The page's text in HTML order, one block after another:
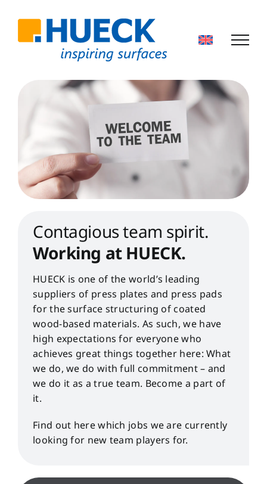
content
Contagious team spirit.
Working at HUECK.
HUECK is one of the world’s leading
suppliers of press plates and press pads
for the surface structuring of coated
wood-based materials. As such, we have
high expectations for everyone who
achieves great things together here: What
we do, we do with full commitment – and
we do it as a true team. Become a part of
it.
Find out here which jobs we are currently
looking for new team players for.